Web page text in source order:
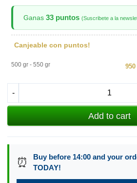
Ganas 33 puntos (Suscribete a la
Canjeable con puntos!
500 gr - 550 gr
-
Add to cart
⏰
Buy before 14:00 and your
TODAY!